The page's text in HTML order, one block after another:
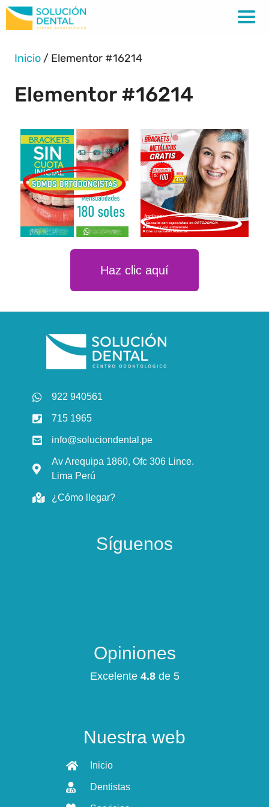
Inicio / Elementor #16214
Elementor #16214
Haz clic aquí
922 940561
715 1965
info@soluciondental.pe
Av Arequipa 1860, Ofc 306 Lince.
Lima Perú
¿Cómo llegar?
Síguenos
Opiniones
Excelente 4.8de 5
Nuestra web
Inicio
Dentistas